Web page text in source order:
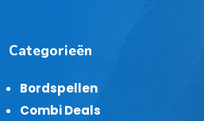
Categorieën
Bordspellen
Combi Deals